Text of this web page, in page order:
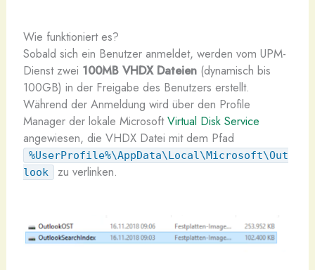
Wie funktioniert es?
Sobald sich ein Benutzer anmeldet, werden vom UPM-
Dienst zwei 100MB VHDX Dateien(dynamisch bis
100GB) in der Freigabe des Benutzers erstellt.
Während der Anmeldung wird über den Profile
Manager der lokale MicrosoftVirtual Disk Service
angewiesen, die VHDX Datei mit dem Pfad
%UserProfile%\AppData\Local\Microsoft\Out
look zu verlinken.